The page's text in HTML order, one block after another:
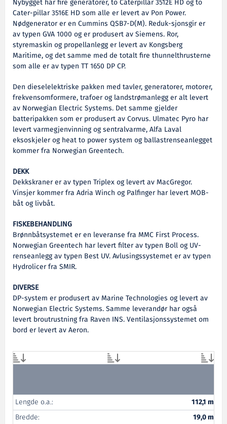
Nybygget har fire generatorer, to Caterpillar 3512E HD og to
Cater-pillar 3516E HD som alle er levert av Pon Power.
Nødgenerator er en Cummins QSB7-D(M). Reduk-sjonsgir er
av typen GVA 1000 og er produsert av Siemens. Ror,
styremaskin og propellanlegg er levert av Kongsberg
Maritime, og det samme med de totalt fire thunnelthrusterne
som alle er av typen TT 1650 DP CP.
Den dieselelektriske pakken med tavler, generatorer, motorer,
frekvensomformere, trafoer og landstrømanlegg er alt levert
av Norwegian Electric Systems. Det samme gjelder
batteripakken som er produsert av Corvus. Ulmatec Pyro har
levert varmegjenvinning og sentralvarme, Alfa Laval
eksoskjeler og heat to power system og ballastrenseanlegget
kommer fra Norwegian Greentech.
DEKK
Dekkskraner er av typen Triplex og levert av MacGregor.
Vinsjer kommer fra Adria Winch og Palfinger har levert MOB-
båt og livbåt.
FISKEBEHANDLING
Brønnbåtsystemet er en leveranse fra MMC First Process.
Norwegian Greentech har levert filter av typen Boll og UV-
renseanlegg av typen Best UV. Avlusingssystemet er av typen
Hydrolicer fra SMIR.
DIVERSE
DP-system er produsert av Marine Technologies og levert av
Norwegian Electric Systems. Samme leverandør har også
levert broutrustning fra Raven INS. Ventilasjonssystemet om
bord er levert av Aeron.
Lengde o.a.:
112,1 m
Bredde:
19,0 m